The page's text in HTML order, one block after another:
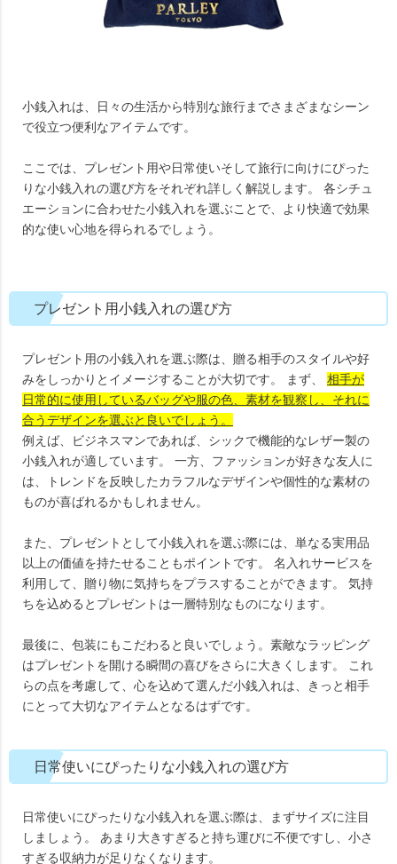
小銭入れは、日々の生活から特別な旅行までさまざまなシーン
で役立つ便利なアイテムです。
ここでは、プレゼント用や日常使いそして旅行に向けにぴった
りな小銭入れの選び方をそれぞれ詳しく解説します。 各シチュ
エーションに合わせた小銭入れを選ぶことで、より快適で効果
的な使い心地を得られるでしょう。
プレゼント用小銭入れの選び方
プレゼント用の小銭入れを選ぶ際は、贈る相手のスタイルや好
みをしっかりとイメージすることが大切です。 まず、 相手が
日常的に使用しているバッグや服の色、素材を観察し、それに
合うデザインを選ぶと良いでしょう。
例えば、ビジネスマンであれば、シックで機能的なレザー製の
小銭入れが適しています。 一方、ファッションが好きな友人に
は、トレンドを反映したカラフルなデザインや個性的な素材の
ものが喜ばれるかもしれません。
また、プレゼントとして小銭入れを選ぶ際には、単なる実用品
以上の価値を持たせることもポイントです。 名入れサービスを
利用して、贈り物に気持ちをプラスすることができます。 気持
ちを込めるとプレゼントは一層特別なものになります。
最後に、包装にもこだわると良いでしょう。素敵なラッピング
はプレゼントを開ける瞬間の喜びをさらに大きくします。 これ
らの点を考慮して、心を込めて選んだ小銭入れは、きっと相手
にとって大切なアイテムとなるはずです。
日常使いにぴったりな小銭入れの選び方
日常使いにぴったりな小銭入れを選ぶ際は、まずサイズに注目
しましょう。 あまり大きすぎると持ち運びに不便ですし、小さ
すぎる収納力が足りなくなります。